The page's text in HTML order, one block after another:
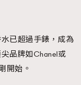
已超過手錶，成為
品牌如Chanel或
開始。